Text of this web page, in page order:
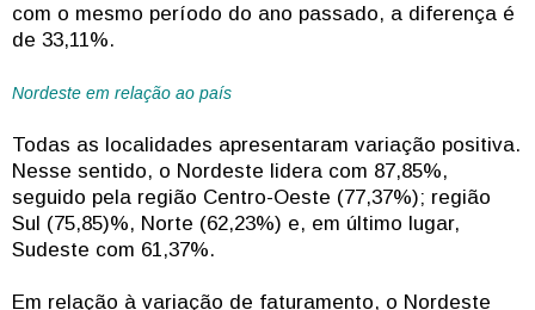
com o mesmo período do ano passado, a diferença é
de 33,11%.
Nordeste em relação ao país
Todas as localidades apresentaram variação positiva.
Nesse sentido, o Nordeste lidera com 87,85%,
seguido pela região Centro-Oeste (77,37%); região
Sul (75,85)%, Norte (62,23%) e, em último lugar,
Sudeste com 61,37%.
Em relação à variação de faturamento, o Nordeste